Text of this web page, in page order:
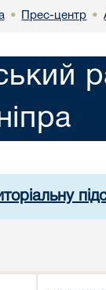
• Прес-центр •